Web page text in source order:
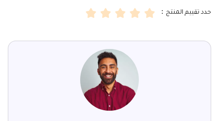
حدد تقييم المنتج：